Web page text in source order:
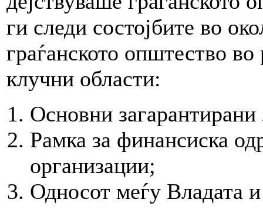
ги следи состојбите во
граѓанското општество
клучни области:
Основни
Рамка за финансиска
организации;
Односот меѓу Владата